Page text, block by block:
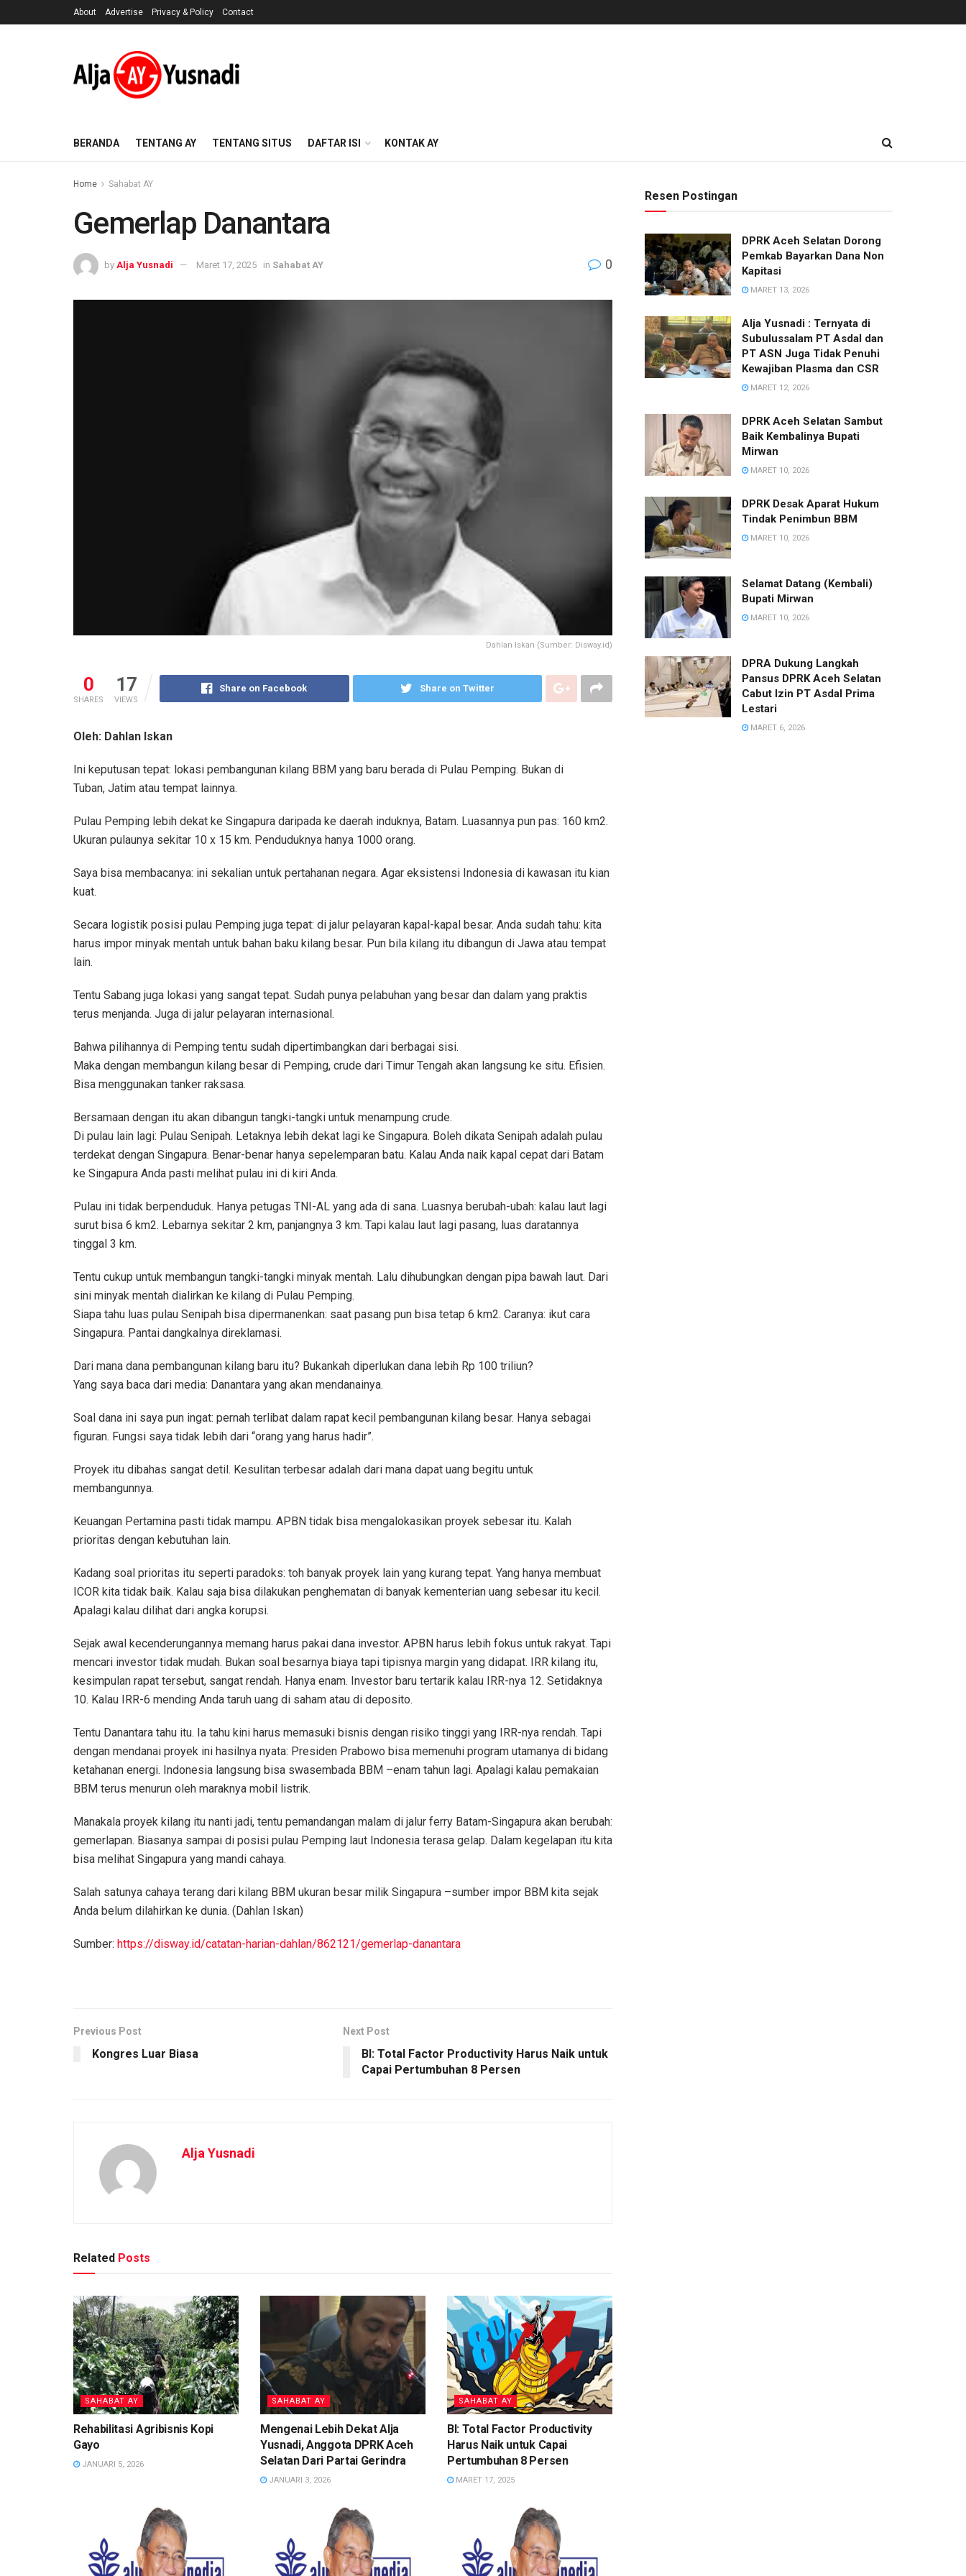
About Advertise Privacy & Policy Contact
BERANDA TENTANG AY TENTANG SITUS DAFTAR ISI KONTAK AY
Home Sahabat AY
Gemerlap Danantara
by Alja Yusnadi Maret 17, 2025 in Sahabat AY 0
Dahlan Iskan (Sumber: Disway.id)
0
SHARES
17
VIEWS
Share on Facebook Share on Twitter
Oleh: Dahlan Iskan
Ini keputusan tepat: lokasi pembangunan kilang BBM yang baru berada di Pulau Pemping. Bukan di
Tuban, Jatim atau tempat lainnya.
Pulau Pemping lebih dekat ke Singapura daripada ke daerah induknya, Batam. Luasannya pun pas: 160 km2.
Ukuran pulaunya sekitar 10 x 15 km. Penduduknya hanya 1000 orang.
Saya bisa membacanya: ini sekalian untuk pertahanan negara. Agar eksistensi Indonesia di kawasan itu kian
kuat.
Secara logistik posisi pulau Pemping juga tepat: di jalur pelayaran kapal-kapal besar. Anda sudah tahu: kita
harus impor minyak mentah untuk bahan baku kilang besar. Pun bila kilang itu dibangun di Jawa atau tempat
lain.
Tentu Sabang juga lokasi yang sangat tepat. Sudah punya pelabuhan yang besar dan dalam yang praktis
terus menjanda. Juga di jalur pelayaran internasional.
Bahwa pilihannya di Pemping tentu sudah dipertimbangkan dari berbagai sisi.
Maka dengan membangun kilang besar di Pemping, crude dari Timur Tengah akan langsung ke situ. Efisien.
Bisa menggunakan tanker raksasa.
Bersamaan dengan itu akan dibangun tangki-tangki untuk menampung crude.
Di pulau lain lagi: Pulau Senipah. Letaknya lebih dekat lagi ke Singapura. Boleh dikata Senipah adalah pulau
terdekat dengan Singapura. Benar-benar hanya sepelemparan batu. Kalau Anda naik kapal cepat dari Batam
ke Singapura Anda pasti melihat pulau ini di kiri Anda.
Pulau ini tidak berpenduduk. Hanya petugas TNI-AL yang ada di sana. Luasnya berubah-ubah: kalau laut lagi
surut bisa 6 km2. Lebarnya sekitar 2 km, panjangnya 3 km. Tapi kalau laut lagi pasang, luas daratannya
tinggal 3 km.
Tentu cukup untuk membangun tangki-tangki minyak mentah. Lalu dihubungkan dengan pipa bawah laut. Dari
sini minyak mentah dialirkan ke kilang di Pulau Pemping.
Siapa tahu luas pulau Senipah bisa dipermanenkan: saat pasang pun bisa tetap 6 km2. Caranya: ikut cara
Singapura. Pantai dangkalnya direklamasi.
Dari mana dana pembangunan kilang baru itu? Bukankah diperlukan dana lebih Rp 100 triliun?
Yang saya baca dari media: Danantara yang akan mendanainya.
Soal dana ini saya pun ingat: pernah terlibat dalam rapat kecil pembangunan kilang besar. Hanya sebagai
figuran. Fungsi saya tidak lebih dari “orang yang harus hadir”.
Proyek itu dibahas sangat detil. Kesulitan terbesar adalah dari mana dapat uang begitu untuk
membangunnya.
Keuangan Pertamina pasti tidak mampu. APBN tidak bisa mengalokasikan proyek sebesar itu. Kalah
prioritas dengan kebutuhan lain.
Kadang soal prioritas itu seperti paradoks: toh banyak proyek lain yang kurang tepat. Yang hanya membuat
ICOR kita tidak baik. Kalau saja bisa dilakukan penghematan di banyak kementerian uang sebesar itu kecil.
Apalagi kalau dilihat dari angka korupsi.
Sejak awal kecenderungannya memang harus pakai dana investor. APBN harus lebih fokus untuk rakyat. Tapi
mencari investor tidak mudah. Bukan soal besarnya biaya tapi tipisnya margin yang didapat. IRR kilang itu,
kesimpulan rapat tersebut, sangat rendah. Hanya enam. Investor baru tertarik kalau IRR-nya 12. Setidaknya
10. Kalau IRR-6 mending Anda taruh uang di saham atau di deposito.
Tentu Danantara tahu itu. Ia tahu kini harus memasuki bisnis dengan risiko tinggi yang IRR-nya rendah. Tapi
dengan mendanai proyek ini hasilnya nyata: Presiden Prabowo bisa memenuhi program utamanya di bidang
ketahanan energi. Indonesia langsung bisa swasembada BBM –enam tahun lagi. Apalagi kalau pemakaian
BBM terus menurun oleh maraknya mobil listrik.
Manakala proyek kilang itu nanti jadi, tentu pemandangan malam di jalur ferry Batam-Singapura akan berubah:
gemerlapan. Biasanya sampai di posisi pulau Pemping laut Indonesia terasa gelap. Dalam kegelapan itu kita
bisa melihat Singapura yang mandi cahaya.
Salah satunya cahaya terang dari kilang BBM ukuran besar milik Singapura –sumber impor BBM kita sejak
Anda belum dilahirkan ke dunia. (Dahlan Iskan)
Sumber: https://disway.id/catatan-harian-dahlan/862121/gemerlap-danantara
Previous Post
Kongres Luar Biasa
Next Post
BI: Total Factor Productivity Harus Naik untuk
Capai Pertumbuhan 8 Persen
Alja Yusnadi
Related Posts
SAHABAT AY
Rehabilitasi Agribisnis Kopi
Gayo
JANUARI 5, 2026
SAHABAT AY
Mengenai Lebih Dekat Alja
Yusnadi, Anggota DPRK Aceh
Selatan Dari Partai Gerindra
JANUARI 3, 2026
SAHABAT AY
BI: Total Factor Productivity
Harus Naik untuk Capai
Pertumbuhan 8 Persen
MARET 17, 2025
Resen Postingan
DPRK Aceh Selatan Dorong
Pemkab Bayarkan Dana Non
Kapitasi
MARET 13, 2026
Alja Yusnadi : Ternyata di
Subulussalam PT Asdal dan
PT ASN Juga Tidak Penuhi
Kewajiban Plasma dan CSR
MARET 12, 2026
DPRK Aceh Selatan Sambut
Baik Kembalinya Bupati
Mirwan
MARET 10, 2026
DPRK Desak Aparat Hukum
Tindak Penimbun BBM
MARET 10, 2026
Selamat Datang (Kembali)
Bupati Mirwan
MARET 10, 2026
DPRA Dukung Langkah
Pansus DPRK Aceh Selatan
Cabut Izin PT Asdal Prima
Lestari
MARET 6, 2026